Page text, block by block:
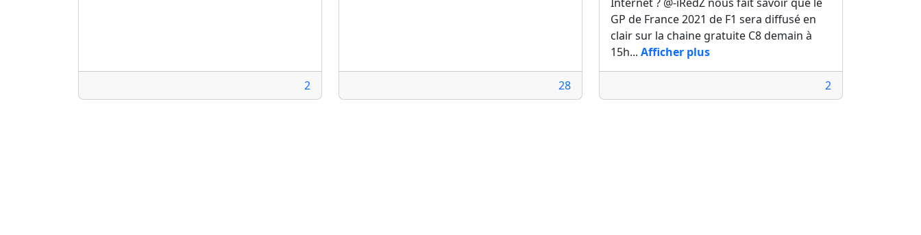
2 28
GP de France 2021 de F1 sera diffusé en
clair sur la chaine gratuite C8 demain à
15h... Afficher plus
2